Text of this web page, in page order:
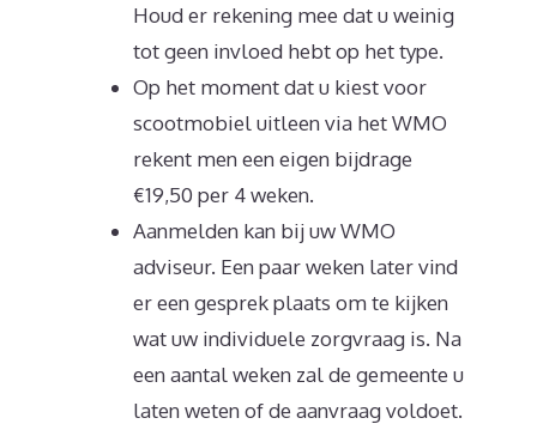
Houd er rekening mee dat u weinig
tot geen invloed hebt op het type.
Op het moment dat u kiest voor
scootmobiel uitleen via het WMO
rekent men een eigen bijdrage
€19,50 per 4 weken.
Aanmelden kan bij uw WMO
adviseur. Een paar weken later vind
er een gesprek plaats om te kijken
wat uw individuele zorgvraag is. Na
een aantal weken zal de gemeente u
laten weten of de aanvraag voldoet.